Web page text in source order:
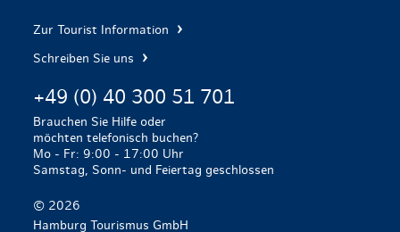
Zur Tourist Information
Schreiben Sie uns
+49 (0) 40 300 51 701
Brauchen Sie Hilfe oder
möchten telefonisch buchen?
Mo - Fr: 9:00 - 17:00 Uhr
Samstag, Sonn- und Feiertag geschlossen
© 2026
Hamburg Tourismus GmbH